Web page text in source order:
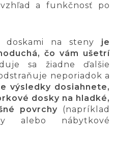
a funkčnosť po
doskami na steny je
čo vám ušetrí
sa žiadne ďalšie
neporiadok a
výsledky dosiahnete,
dosky na hladké,
povrchy (napríklad
alebo nábytkové